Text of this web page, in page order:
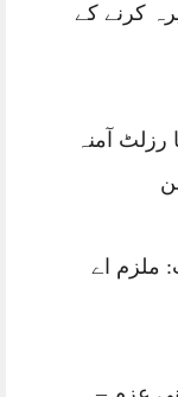
کرنے کے
رزلٹ آمنہ
ملزم اے